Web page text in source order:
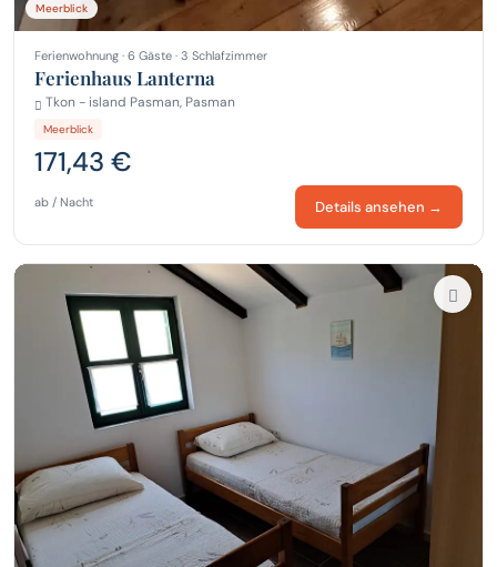
Meerblick
Ferienwohnung · 6 Gäste · 3 Schlafzimmer
Ferienhaus Lanterna
Tkon - island Pasman, Pasman
Meerblick
171,43 €
ab / Nacht Details ansehen →